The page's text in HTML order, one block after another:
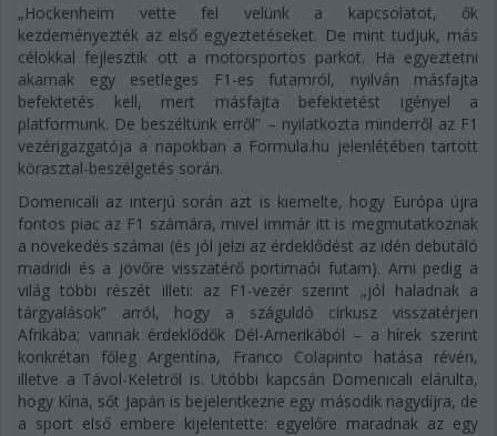
„Hockenheim vette fel velünk a kapcsolatot, ők
kezdeményezték az első egyeztetéseket. De mint tudjuk, más
célokkal fejlesztik ott a motorsportos parkot. Ha egyeztetni
akarnak egy esetleges F1-es futamról, nyilván másfajta
befektetés kell, mert másfajta befektetést igényel a
platformunk. De beszéltünk erről” – nyilatkozta minderről az F1
vezérigazgatója a napokban a Formula.hu jelenlétében tartott
körasztal-beszélgetés során.
Domenicali az interjú során azt is kiemelte, hogy Európa újra
fontos piac az F1 számára, mivel immár itt is megmutatkoznak
a növekedés számai (és jól jelzi az érdeklődést az idén debütáló
madridi és a jövőre visszatérő portimaói futam). Ami pedig a
világ többi részét illeti: az F1-vezér szerint „jól haladnak a
tárgyalások” arról, hogy a száguldó cirkusz visszatérjen
Afrikába; vannak érdeklődők Dél-Amerikából – a hírek szerint
konkrétan főleg Argentína, Franco Colapinto hatása révén,
illetve a Távol-Keletről is. Utóbbi kapcsán Domenicali elárulta,
hogy Kína, sőt Japán is bejelentkezne egy második nagydíjra, de
a sport első embere kijelentette: egyelőre maradnak az egy